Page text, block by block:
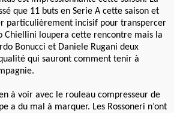
que 11 buts en Serie A cette saison et
particulièrement incisif pour transpercer
Chiellini loupera cette rencontre mais la
Bonucci et Daniele Rugani deux
qui sauront comment tenir à
à voir avec le rouleau compresseur de
a du mal à marquer. Les Rossoneri n’ont